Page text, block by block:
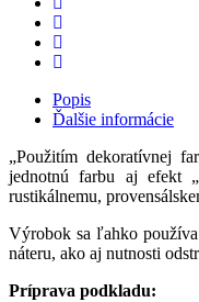
Popis
Ďalšie informácie
„Použitím dekoratívnej
jednotnú farbu aj efekt
rustikálnemu,
Výrobok sa ľahko
náteru, ako aj nutnosti
Príprava podkladu: